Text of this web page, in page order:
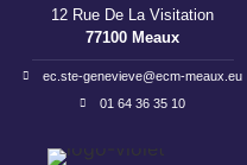
12 Rue De La Visitation
77100 Meaux
ec.ste-genevieve@ecm-meaux.eu
01 64 36 35 10